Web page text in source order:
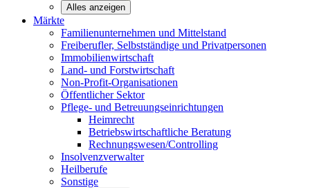
Alles anzeigen
Märkte
Familienunternehmen und Mittelstand
Freiberufler, Selbstständige und Privatpersonen
Immobilienwirtschaft
Land- und Forstwirtschaft
Non-Profit-Organisationen
Öffentlicher Sektor
Pflege- und Betreuungseinrichtungen
Heimrecht
Betriebswirtschaftliche Beratung
Rechnungswesen/Controlling
Insolvenzverwalter
Heilberufe
Sonstige